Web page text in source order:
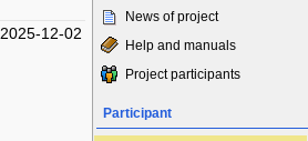
2025-12-02
News of project
Help and manuals
Project participants
Participant